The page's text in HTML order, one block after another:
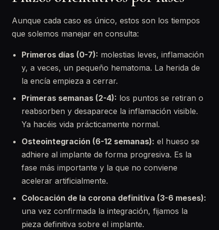
Aunque cada caso es único, estos son los tiempos
que solemos manejar en consulta:
Primeros días (0-7): molestias leves, inflamación
y, a veces, un pequeño hematoma. La herida de
la encía empieza a cerrar.
Primeras semanas (2-4): los puntos se retiran o
reabsorben y desaparece la inflamación visible.
Ya hacéis vida prácticamente normal.
Osteointegración (6-12 semanas): el hueso se
adhiere al implante de forma progresiva. Es la
fase más importante y la que no conviene
acelerar artificialmente.
Colocación de la corona definitiva (3-6 meses):
una vez confirmada la integración, fijamos la
pieza definitiva sobre el implante.